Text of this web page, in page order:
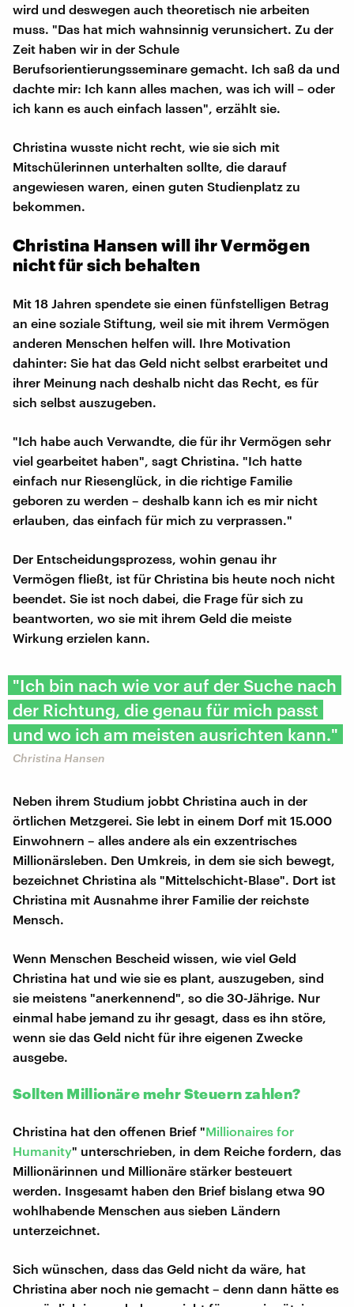
wird und deswegen auch theoretisch nie arbeiten
muss. "Das hat mich wahnsinnig verunsichert. Zu der
Zeit haben wir in der Schule
Berufsorientierungsseminare gemacht. Ich saß da und
dachte mir: Ich kann alles machen, was ich will – oder
ich kann es auch einfach lassen", erzählt sie.
Christina wusste nicht recht, wie sie sich mit
Mitschülerinnen unterhalten sollte, die darauf
angewiesen waren, einen guten Studienplatz zu
bekommen.
Christina Hansen will ihr Vermögen
nicht für sich behalten
Mit 18 Jahren spendete sie einen fünfstelligen Betrag
an eine soziale Stiftung, weil sie mit ihrem Vermögen
anderen Menschen helfen will. Ihre Motivation
dahinter: Sie hat das Geld nicht selbst erarbeitet und
ihrer Meinung nach deshalb nicht das Recht, es für
sich selbst auszugeben.
"Ich habe auch Verwandte, die für ihr Vermögen sehr
viel gearbeitet haben", sagt Christina. "Ich hatte
einfach nur Riesenglück, in die richtige Familie
geboren zu werden – deshalb kann ich es mir nicht
erlauben, das einfach für mich zu verprassen."
Der Entscheidungsprozess, wohin genau ihr
Vermögen fließt, ist für Christina bis heute noch nicht
beendet. Sie ist noch dabei, die Frage für sich zu
beantworten, wo sie mit ihrem Geld die meiste
Wirkung erzielen kann.
"Ich bin nach wie vor auf der Suche nach
der Richtung, die genau für mich passt
und wo ich am meisten ausrichten kann."
Christina Hansen
Neben ihrem Studium jobbt Christina auch in der
örtlichen Metzgerei. Sie lebt in einem Dorf mit 15.000
Einwohnern – alles andere als ein exzentrisches
Millionärsleben. Den Umkreis, in dem sie sich bewegt,
bezeichnet Christina als "Mittelschicht-Blase". Dort ist
Christina mit Ausnahme ihrer Familie der reichste
Mensch.
Wenn Menschen Bescheid wissen, wie viel Geld
Christina hat und wie sie es plant, auszugeben, sind
sie meistens "anerkennend", so die 30-Jährige. Nur
einmal habe jemand zu ihr gesagt, dass es ihn störe,
wenn sie das Geld nicht für ihre eigenen Zwecke
ausgebe.
Sollten Millionäre mehr Steuern zahlen?
Christina hat den offenen Brief "Millionaires for
Humanity" unterschrieben, in dem Reiche fordern, das
Millionärinnen und Millionäre stärker besteuert
werden. Insgesamt haben den Brief bislang etwa 90
wohlhabende Menschen aus sieben Ländern
unterzeichnet.
Sich wünschen, dass das Geld nicht da wäre, hat
Christina aber noch nie gemacht – denn dann hätte es